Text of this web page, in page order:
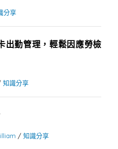
分享
出勤管理，輕鬆因應勞檢
知識分享
/ 知識分享